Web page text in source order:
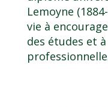
Lemoyne
vie à
des études et